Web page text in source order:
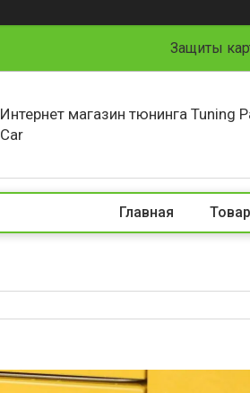
Защиты
Интернет магазин тюнинга Tuning
Car
Главная